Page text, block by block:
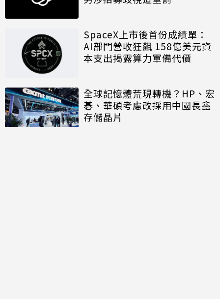
SpaceX上市後首份成績單：
AI部門營收狂飆 158億美元資
本支出揭露算力軍備代價
全球記憶體荒現轉機？HP、宏
碁、華碩考慮改採用中國長鑫
存儲晶片